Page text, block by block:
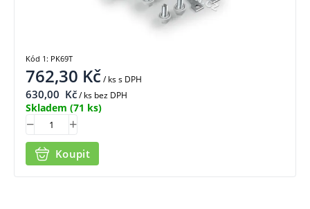
762,30 Kč/ kss DPH
630,00 Kč/ ks bez DPH
Skladem (71 ks)
Koupit
Kód 1: PK69T